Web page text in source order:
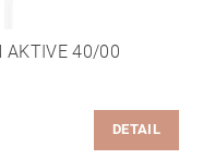
AKTIVE 40/00
DETAIL